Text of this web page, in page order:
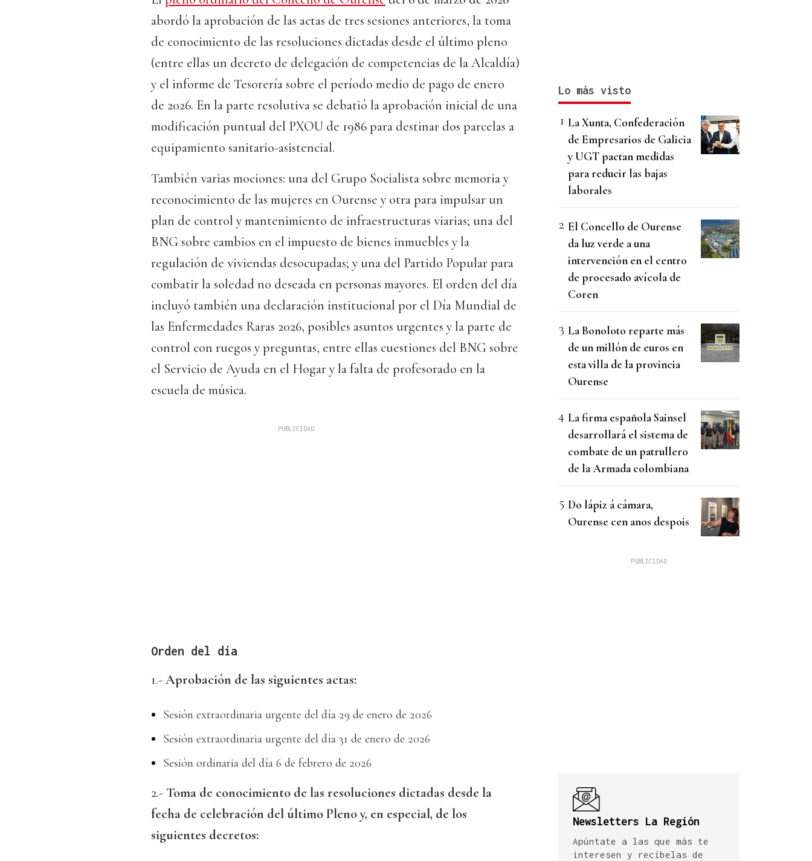
abordó la aprobación de las actas de tres sesiones anteriores, la toma
de conocimiento de las resoluciones dictadas desde el último pleno
(entre ellas un decreto de delegación de competencias de la Alcaldía)
y el informe de Tesorería sobre el período medio de pago de enero
de 2026. En la parte resolutiva se debatió la aprobación inicial de una
modificación puntual del PXOU de 1986 para destinar dos parcelas a
equipamiento sanitario-asistencial.
También varias mociones: una del Grupo Socialista sobre memoria y
reconocimiento de las mujeres en Ourense y otra para impulsar un
plan de control y mantenimiento de infraestructuras viarias; una del
BNG sobre cambios en el impuesto de bienes inmuebles y la
regulación de viviendas desocupadas; y una del Partido Popular para
combatir la soledad no deseada en personas mayores. El orden del día
incluyó también una declaración institucional por el Día Mundial de
las Enfermedades Raras 2026, posibles asuntos urgentes y la parte de
control con ruegos y preguntas, entre ellas cuestiones del BNG sobre
el Servicio de Ayuda en el Hogar y la falta de profesorado en la
escuela de música.
Orden del día
1.-Aprobación de las siguientes actas:
Sesión extraordinaria urgente del día 29 de enero de 2026
Sesión extraordinaria urgente del día 31 de enero de 2026
Sesión ordinaria del día 6 de febrero de 2026
2.- Toma de conocimiento de las resoluciones dictadas desde la
fecha de celebración del último Pleno y, en especial, de los
siguientes decretos:
Lo más visto
La Xunta, Confederación
de Empresarios de Galicia
y UGT pactan medidas
para reducir las bajas
laborales
El Concello de Ourense
da luz verde a una
intervención en el centro
de procesado avícola de
Coren
La Bonoloto reparte más
de un millón de euros en
esta villa de la provincia
Ourense
La firma española Sainsel
desarrollará el sistema de
combate de un patrullero
de la Armada colombiana
Do lápiz á cámara,
Ourense cen anos despois
Newsletters La Región
Apúntate a las que más te
interesen y recíbelas de